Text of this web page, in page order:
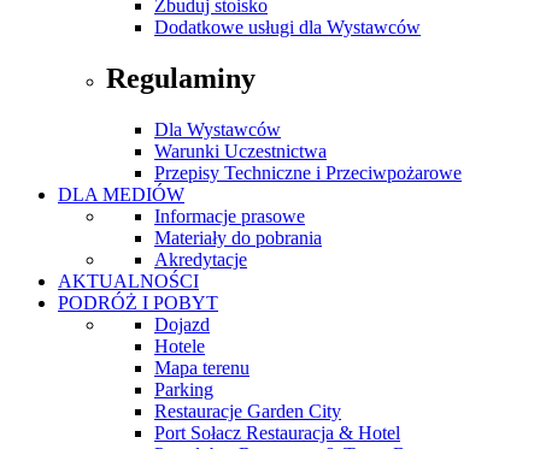
Zbuduj stoisko
Dodatkowe usługi dla Wystawców
Regulaminy
Dla Wystawców
Warunki Uczestnictwa
Przepisy Techniczne i Przeciwpożarowe
DLA MEDIÓW
Informacje prasowe
Materiały do pobrania
Akredytacje
AKTUALNOŚCI
PODRÓŻ I POBYT
Dojazd
Hotele
Mapa terenu
Parking
Restauracje Garden City
Port Sołacz Restauracja & Hotel